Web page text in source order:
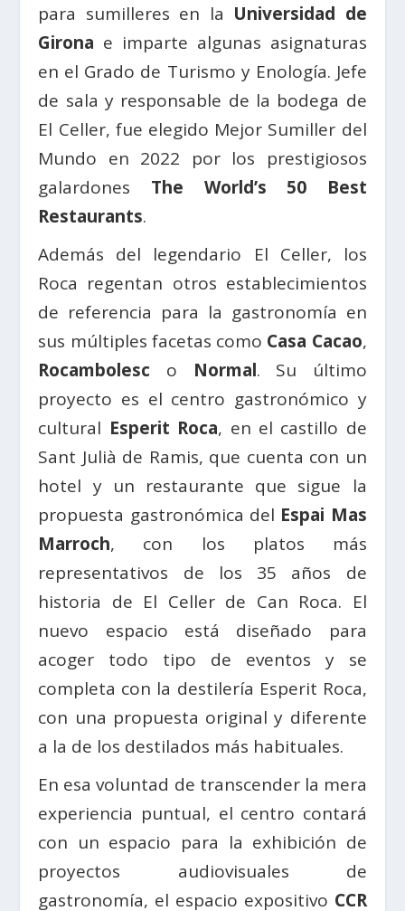
para sumilleres en la Universidad de
Girona e imparte algunas asignaturas
en el Grado de Turismo y Enología. Jefe
de sala y responsable de la bodega de
El Celler, fue elegido Mejor Sumiller del
Mundo en 2022 por los prestigiosos
galardones The World’s 50 Best
Restaurants.
Además del legendario El Celler, los
Roca regentan otros establecimientos
de referencia para la gastronomía en
sus múltiples facetas como Casa Cacao,
Rocambolesc o Normal. Su último
proyecto es el centro gastronómico y
cultural Esperit Roca, en el castillo de
Sant Julià de Ramis, que cuenta con un
hotel y un restaurante que sigue la
propuesta gastronómica del Espai Mas
Marroch, con los platos más
representativos de los 35 años de
historia de El Celler de Can Roca. El
nuevo espacio está diseñado para
acoger todo tipo de eventos y se
completa con la destilería Esperit Roca,
con una propuesta original y diferente
a la de los destilados más habituales.
En esa voluntad de transcender la mera
experiencia puntual, el centro contará
con un espacio para la exhibición de
proyectos audiovisuales de
gastronomía, el espacio expositivo CCR